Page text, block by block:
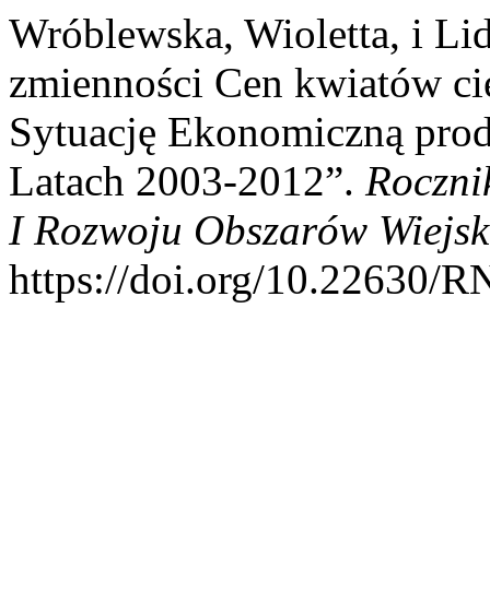
Wróblewska, Wioletta, i
zmienności Cen kwiatów
Sytuację Ekonomiczną
Latach 2003-2012”.
I Rozwoju Obszarów
https://doi.org/10.22630/